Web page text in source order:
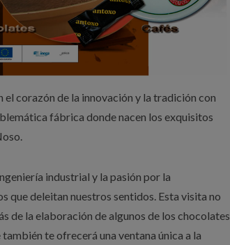
corazón de la innovación y la tradición con
fábrica donde nacen los exquisitos
industrial y la pasión por la
que deleitan nuestros sentidos. Esta visita no
de la elaboración de algunos de los chocolates
te ofrecerá una ventana única a la